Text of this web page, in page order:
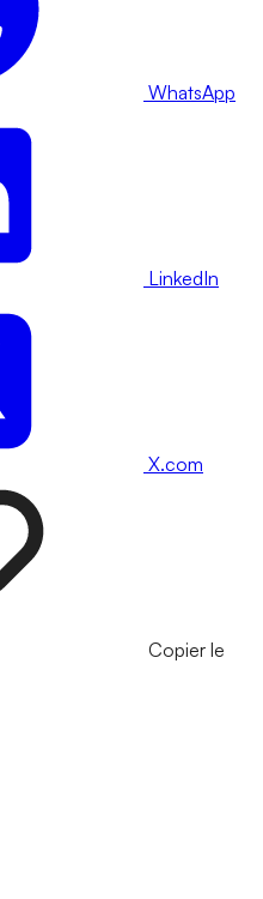
WhatsApp
LinkedIn
X.com
Copier le